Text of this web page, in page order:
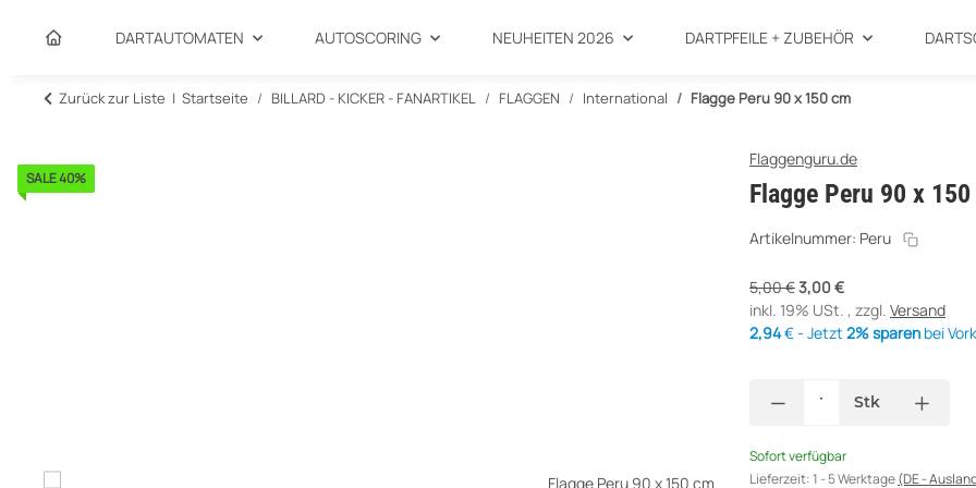
DARTAUTOMATEN AUTOSCORING NEUHEITEN 2026 DARTPFEILE + ZUBEHÖR
Zurück zur Liste Startseite BILLARD - KICKER - FANARTIKEL FLAGGEN International Flagge Peru 90 x 150 cm
SALE 40%
Flaggenguru.de
Flagge Peru 90 x
Artikelnummer: Peru
5,00 €3,00 €
inkl. 19% USt. , zzgl. Versand
2,94€ - Jetzt 2% sparen bei
Stk
Sofort verfügbar
Lieferzeit:1 - 5 Werktage(DE -
Loading...